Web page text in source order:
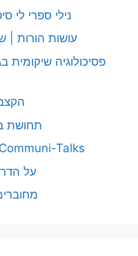
נילי ספרי לי
עושות הורות |
פסיכולוגיה שיקומית
תחושת
Communi-Talks | אנוה רצון ודניאל אופק
על
מחוברים